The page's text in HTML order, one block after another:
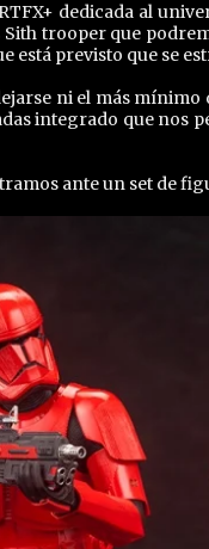
dedicada al
trooper que
está previsto que se
ni el más
integrado que nos
ante un set de